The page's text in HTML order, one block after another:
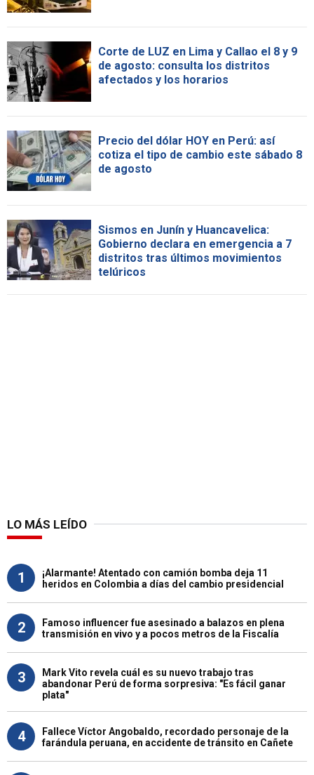
Corte de LUZ en Lima y Callao el 8 y 9
de agosto: consulta los distritos
afectados y los horarios
Precio del dólar HOY en Perú: así
cotiza el tipo de cambio este sábado 8
de agosto
Sismos en Junín y Huancavelica:
Gobierno declara en emergencia a 7
distritos tras últimos movimientos
telúricos
LO MÁS LEÍDO
1
¡Alarmante! Atentado con camión bomba deja 11
heridos en Colombia a días del cambio presidencial
2
Famoso influencer fue asesinado a balazos en plena
transmisión en vivo y a pocos metros de la Fiscalía
3
Mark Vito revela cuál es su nuevo trabajo tras
abandonar Perú de forma sorpresiva: "Es fácil ganar
plata"
4
Fallece Víctor Angobaldo, recordado personaje de la
farándula peruana, en accidente de tránsito en Cañete